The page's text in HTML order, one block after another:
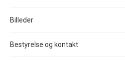
Billeder
Bestyrelse og kontakt